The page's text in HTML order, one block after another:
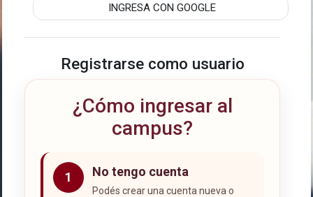
INGRESA CON GOOGLE
Registrarse como usuario
¿Cómo ingresar al
campus?
1 No tengo cuenta
Podés crear una cuenta nueva o